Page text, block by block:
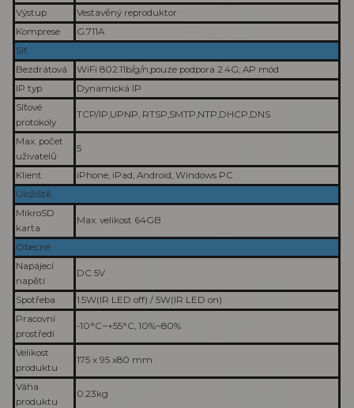
Výstup
Vestavěný reproduktor
Komprese
G.711A
Síť
Bezdrátová
WiFi 802.11b/g/n,pouze podpora 2.4G; AP mód
IP typ
Dynamická IP
Síťové
protokoly
TCP/IP,UPNP, RTSP,SMTP,NTP,DHCP,DNS
Max. počet
uživatelů
5
Klient
iPhone, iPad, Android, Windows PC
Úložiště
MikroSD
karta
Max. velikost 64GB
Obecné
Napájecí
napětí
DC 5V
Spotřeba
1.5W(IR LED off) / 5W(IR LED on)
Pracovní
prostředí
-10°C~+55°C, 10%~80%
Velikost
produktu
175 x 95 x80 mm
Váha
produktu
0.23kg